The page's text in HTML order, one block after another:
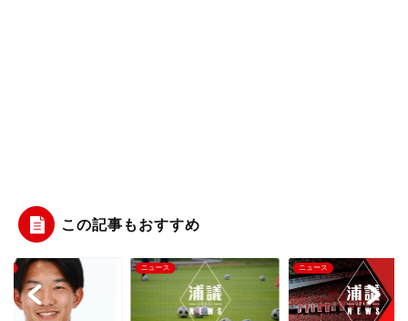
この記事もおすすめ
ニュース ニュース